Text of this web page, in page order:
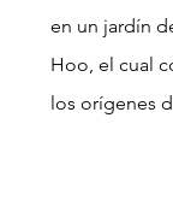
en un jardín
Hoo, el cual
los orígenes